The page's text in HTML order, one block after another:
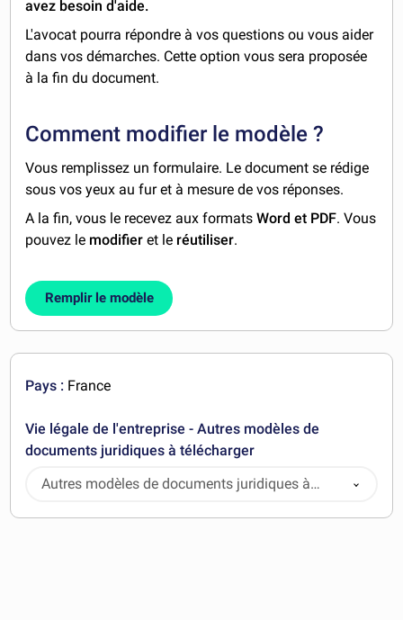
avez besoin d'aide.
L'avocat pourra répondre à vos questions ou vous aider
dans vos démarches. Cette option vous sera proposée
à la fin du document.
Comment modifier le modèle ?
Vous remplissez un formulaire. Le document se rédige
sous vos yeux au fur et à mesure de vos réponses.
A la fin, vous le recevez aux formatsWord et PDF. Vous
pouvez le modifier et le réutiliser.
Remplir le modèle
Pays : France
Vie légale de l'entreprise - Autres modèles de
documents juridiques à télécharger
Autres modèles de documents juridiques à
télécharger